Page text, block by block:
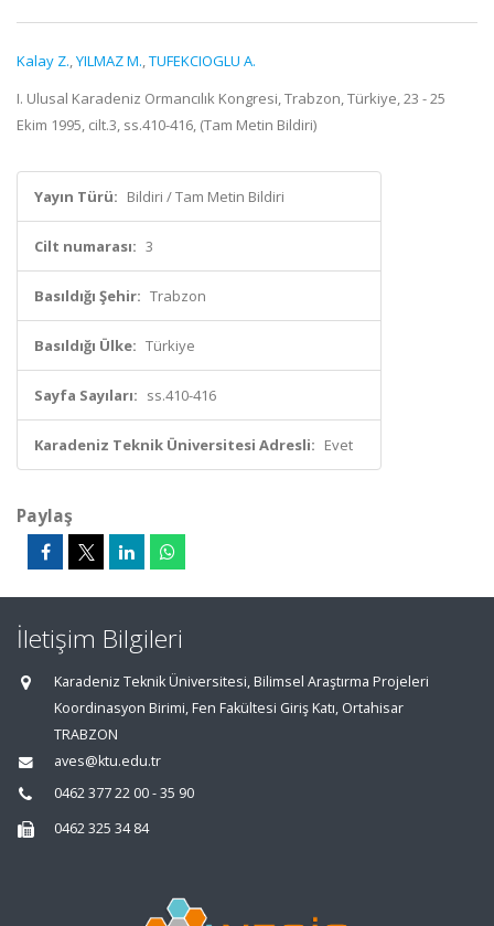
Kalay Z.,YILMAZ M.,TUFEKCIOGLU A.
I. Ulusal Karadeniz Ormancılık Kongresi, Trabzon, Türkiye, 23 - 25
Ekim 1995, cilt.3, ss.410-416, (Tam Metin Bildiri)
Yayın Türü: Bildiri / Tam Metin Bildiri
Cilt numarası: 3
Basıldığı Şehir: Trabzon
Basıldığı Ülke: Türkiye
Sayfa Sayıları: ss.410-416
Karadeniz Teknik Üniversitesi Adresli: Evet
Paylaş
İletişim Bilgileri
Karadeniz Teknik Üniversitesi, Bilimsel Araştırma Projeleri
Koordinasyon Birimi, Fen Fakültesi Giriş Katı, Ortahisar
TRABZON
aves@ktu.edu.tr
0462 377 22 00 - 35 90
0462 325 34 84